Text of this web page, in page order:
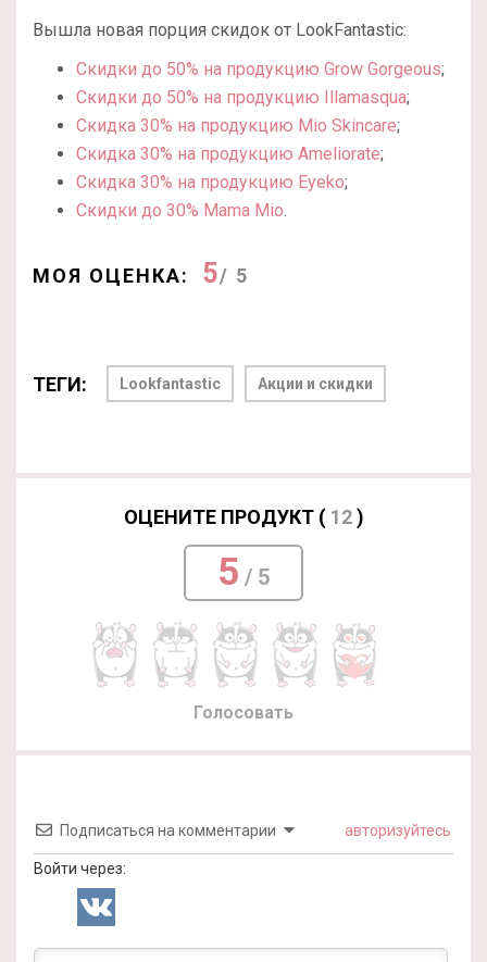
Вышла новая порция скидок от LookFantastic:
Скидки до 50% на продукцию Grow Gorgeous;
Скидки до 50% на продукцию Illamasqua;
Скидка 30% на продукцию Mio Skincare;
Скидка 30% на продукцию Ameliorate;
Скидка 30% на продукцию Eyeko;
Скидки до 30% Mama Mio.
МОЯ ОЦЕНКА: 5/ 5
ТЕГИ: Lookfantastic Акции и скидки
ОЦЕНИТЕ ПРОДУКТ ( 12)
5 / 5
Голосовать
Подписаться на комментарии авторизуйтесь
Войти через: